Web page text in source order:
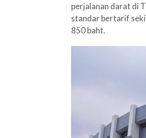
perjalanan darat di
standar bertarif
850 baht.